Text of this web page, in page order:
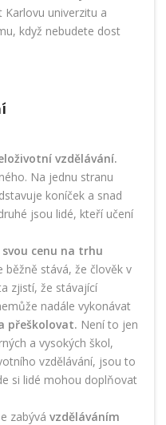
univerzitu a
když nebudete dost
vzdělávání.
Na jednu stranu
koníček a snad
jsou lidé, kteří učení
cenu na trhu
běžně stává, že člověk v
zjistí, že stávající
nadále vykonávat
přeškolovat. Není to jen
a vysokých škol,
vzdělávání, jsou to
si lidé mohou doplňovat
zabývá vzděláváním